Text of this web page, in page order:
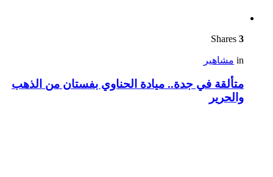
3
in مشاهير
متألقة في جدة.. ميادة الحناوي بفستان من الذهب
والحرير